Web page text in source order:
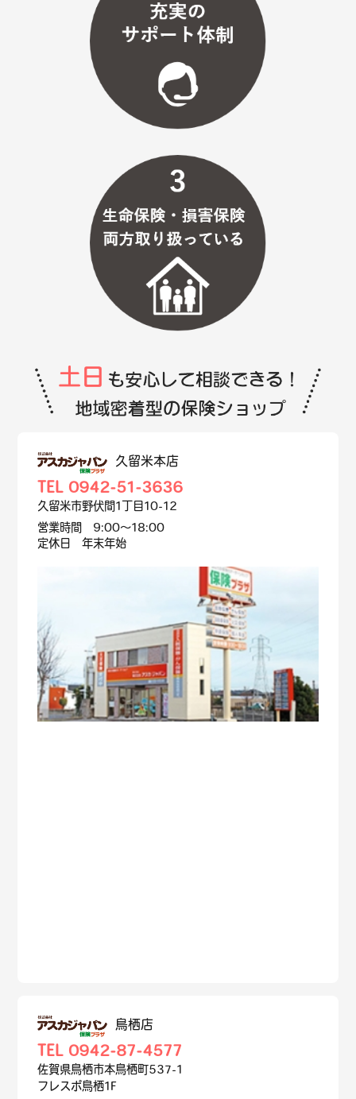
久留米本店
TEL 0942-51-3636
久留米市野伏間1丁目10-12
営業時間 9:00～18:00
定休日 年末年始
鳥栖店
TEL 0942-87-4577
佐賀県鳥栖市本鳥栖町537-1
フレスポ鳥栖1F